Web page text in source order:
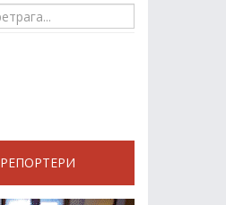
РЕПОРТЕРИ